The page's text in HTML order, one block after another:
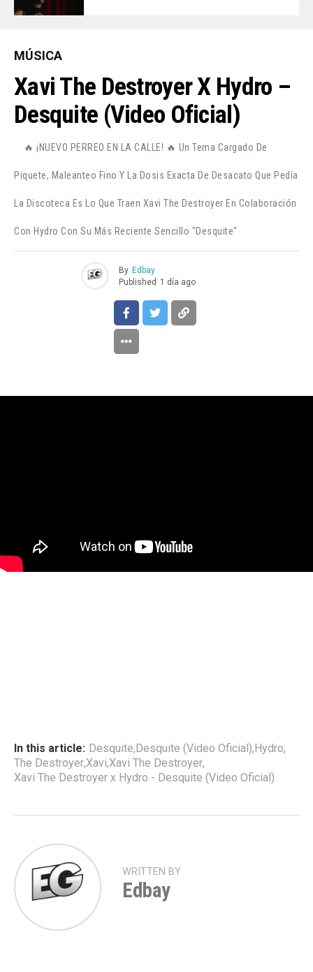
MÚSICA
Xavi The Destroyer X Hydro –
Desquite (Video Oficial)
🔥 ¡NUEVO PERREO EN LA CALLE! 🔥 Un Tema Cargado De
Piquete, Maleanteo Fino Y La Dosis Exacta De Desacato Que Pedía
La Discoteca Es Lo Que Traen Xavi The Destroyer En Colaboración
Con Hydro Con Su Más Reciente Sencillo "Desquite"
By Edbay
Published 1 día ago
In this article: Desquite,Desquite (Video Oficial),Hydro,
The Destroyer,Xavi,Xavi The Destroyer,
Xavi The Destroyer x Hydro - Desquite (Video Oficial)
WRITTEN BY
Edbay